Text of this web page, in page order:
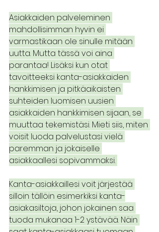
Asiakkaiden palveleminen
mahdollisimman hyvin ei
varmastikaan ole sinulle mitään
uutta. Mutta tässä voi aina
parantaa! Lisäksi kun otat
tavoitteeksi kanta-asiakkaiden
hankkimisen ja pitkäaikaisten
suhteiden luomisen uusien
asiakkaiden hankkimisen sijaan, se
muuttaa tekemistäsi. Mieti siis, miten
voisit luoda palvelustasi vielä
paremman ja jokaiselle
asiakkaallesi sopivammaksi.
Kanta-asiakkaillesi voit järjestää
silloin tällöin esimerkiksi kanta-
asiakasiltoja, johon jokainen saa
tuoda mukanaa 1-2 ystävää. Näin